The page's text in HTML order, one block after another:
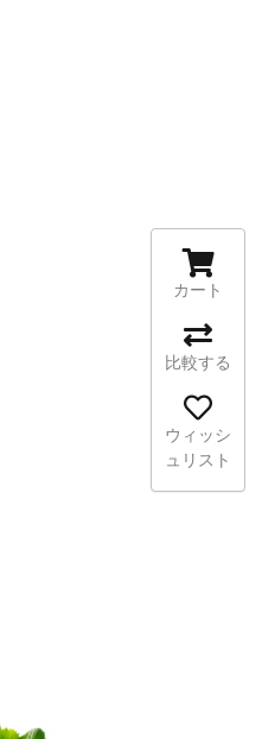
カート
比較する
ウィッシ
ュリスト